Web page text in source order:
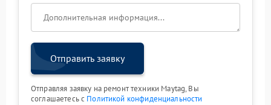
Отправить заявку
Отправляя заявку на ремонт техники Maytag, Вы
соглашаетесь с Политикой конфиденциальности